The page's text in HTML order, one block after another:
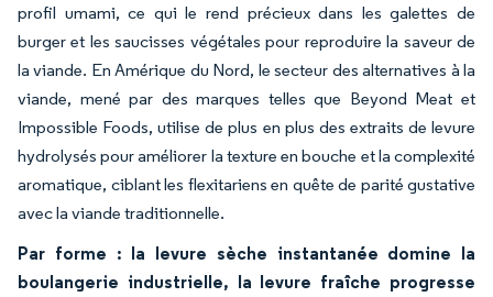
profil umami, ce qui le rend précieux dans les galettes de
burger et les saucisses végétales pour reproduire la saveur de
la viande. En Amérique du Nord, le secteur des alternatives à la
viande, mené par des marques telles que Beyond Meat et
Impossible Foods, utilise de plus en plus des extraits de levure
hydrolysés pour améliorer la texture en bouche et la complexité
aromatique, ciblant les flexitariens en quête de parité gustative
avec la viande traditionnelle.
Par forme : la levure sèche instantanée domine la
boulangerie industrielle, la levure fraîche progresse